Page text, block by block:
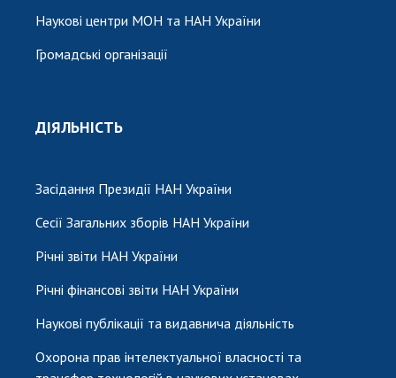
Наукові центри МОН та НАН України
Громадські організації
ДІЯЛЬНІСТЬ
Засідання Президії НАН України
Сесії Загальних зборів НАН України
Річні звіти НАН України
Річні фінансові звіти НАН України
Наукові публікації та видавнича діяльність
Охорона прав інтелектуальної власності та